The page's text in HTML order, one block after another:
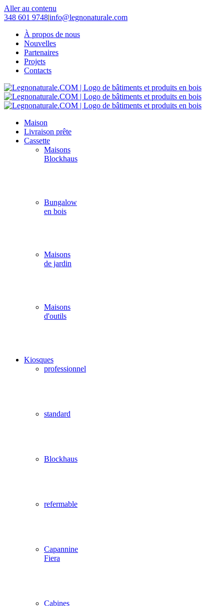
Aller au contenu
348 601 9748|info@legnonaturale.com
À propos de nous
Nouvelles
Partenaires
Projets
Contacts
Maison
Livraison prête
Cassette
Maisons
Blockhaus
Bungalow
en bois
Maisons
de jardin
Maisons
d'outils
Kiosques
professionnel
standard
Blockhaus
refermable
Capannine
Fiera
Cabines